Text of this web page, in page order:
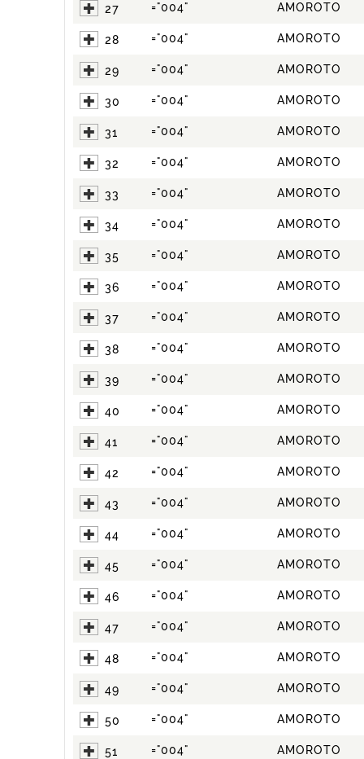
27 ="004" AMOROTO
28 ="004" AMOROTO
29 ="004" AMOROTO
30 ="004" AMOROTO
31 ="004" AMOROTO
32 ="004" AMOROTO
33 ="004" AMOROTO
34 ="004" AMOROTO
35 ="004" AMOROTO
36 ="004" AMOROTO
37 ="004" AMOROTO
38 ="004" AMOROTO
39 ="004" AMOROTO
40 ="004" AMOROTO
41 ="004" AMOROTO
42 ="004" AMOROTO
43 ="004" AMOROTO
44 ="004" AMOROTO
45 ="004" AMOROTO
46 ="004" AMOROTO
47 ="004" AMOROTO
48 ="004" AMOROTO
49 ="004" AMOROTO
50 ="004" AMOROTO
51 ="004" AMOROTO